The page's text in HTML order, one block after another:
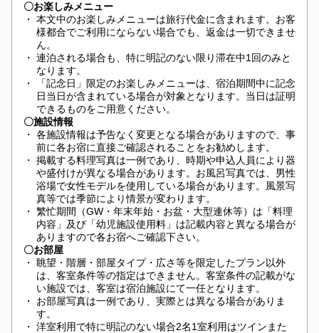
〇お楽しみメニュー
・ 本文中のお楽しみメニューは旅行代金に含まれます。お客
様都合でご利用にならない場合でも、返金は一切できませ
ん。
・ 連泊される場合も、特に明記のない限り滞在中1回のみと
なります。
・
「記念日」限定のお楽しみメニューは、宿泊期間中に記念
日当日が含まれている場合が対象となります。当日は証明
できるものをご用意ください。
〇施設情報
・ 各施設情報は予告なく変更となる場合がありますので、事
前に各お宿に直接ご確認されることをお勧めします。
・ 掲載する料理写真は一例であり、時期や申込人員により器
や盛付けが異なる場合があります。お風呂写真では、男性
浴場で女性モデルを使用している場合があります。風景写
真等では季節により情景が変わります。
・ 繁忙期間（GW・年末年始・お盆・大型連休等）は「料理
内容」及び「幼児施設使用料」は記載内容と異なる場合が
ありますので各お宿へご確認下さい。
〇お部屋
・
眺望・階層・部屋タイプ・広さ等を限定したプラン以外
は、客室条件等の指定はできません。客室条件の記載がな
い施設では、客室は宿泊施設にて一任となります。
・
お部屋写真は一例であり、実際とは異なる場合がありま
す。
・ 洋室利用で特に明記のない場合2名1室利用はツインまた